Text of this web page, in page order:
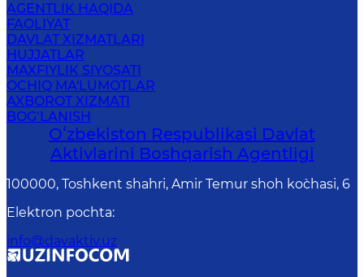
AGENTLIK HAQIDA
FAOLIYAT
DAVLAT XIZMATLARI
HUJJATLAR
MAXFIYLIK SIYOSATI
OCHIQ MA'LUMOTLAR
AXBOROT XIZMATI
BOG‘LANISH
Oʻzbekiston Respublikasi Davlat
Aktivlarini Boshqarish Agentligi
100000, Toshkent shahri, Amir Temur shoh ko`chasi, 6
Elektron pochta:
info@davaktiv.uz